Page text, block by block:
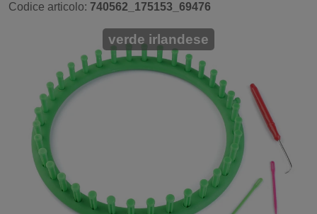
Codice articolo: 740562_175153_69476
verde irlandese